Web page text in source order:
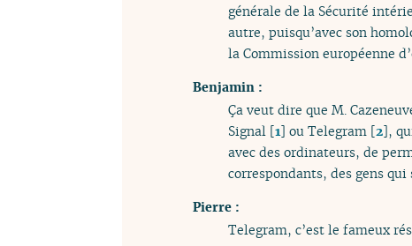
générale de la Sécurité
autre, puisqu’avec son
la Commission européenne
Benjamin :
Ça veut dire que M.
Signal [1] ou Telegram [2],
avec des ordinateurs, de
correspondants, des gens qui
Pierre :
Telegram, c’est le fameux